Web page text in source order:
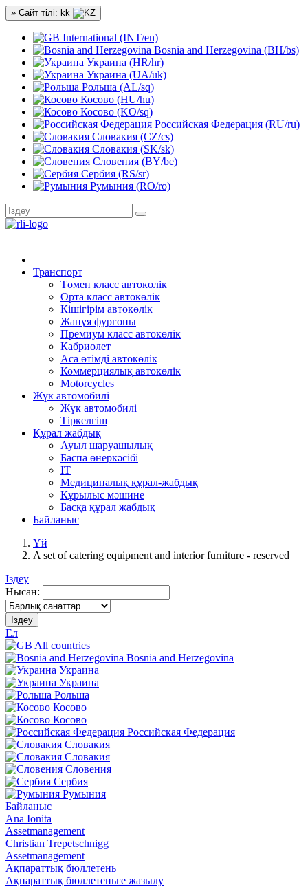
» Сайт тілі: kk
International (INT/en)
Bosnia and Herzegovina (BH/bs)
Украина (HR/hr)
Украина (UA/uk)
Рольша (AL/sq)
Косово (HU/hu)
Косово (KO/sq)
Российская Федерация (RU/ru)
Словакия (CZ/cs)
Словакия (SK/sk)
Словения (BY/be)
Сербия (RS/sr)
Румыния (RO/ro)
Транспорт
Төмен класс автокөлік
Орта класс автокөлік
Кішігірім автокөлік
Жанұя фургоны
Премиум класс автокөлік
Кабриолет
Аса өтімді автокөлік
Коммерциялық автокөлік
Motorcycles
Жүк автомобилі
Жүк автомобилі
Тіркелгіш
Құрал жабдық
Ауыл шаруашылық
Баспа өнеркәсібі
IT
Медициналық құрал-жабдық
Кұрылыс мәшине
Басқа құрал жабдық
Байланыс
Үй
A set of catering equipment and interior furniture - reserved
Іздеу
Нысан:
Іздеу
Ел
All countries
Bosnia and Herzegovina
Украина
Украина
Рольша
Косово
Косово
Российская Федерация
Словакия
Словакия
Словения
Сербия
Румыния
Байланыс
Ana Ionita
Assetmanagement
Christian Trepetschnigg
Assetmanagement
Ақпараттық бюллетень
Ақпараттық бюллетеньге жазылу